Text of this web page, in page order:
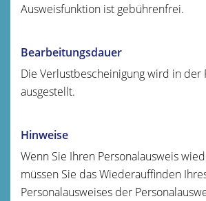
Ausweisfunktion ist gebührenfrei.
Bearbeitungsdauer
Die Verlustbescheinigung wird in der
ausgestellt.
Hinweise
Wenn Sie Ihren Personalausweis
müssen Sie das Wiederauffinden
Personalausweises der